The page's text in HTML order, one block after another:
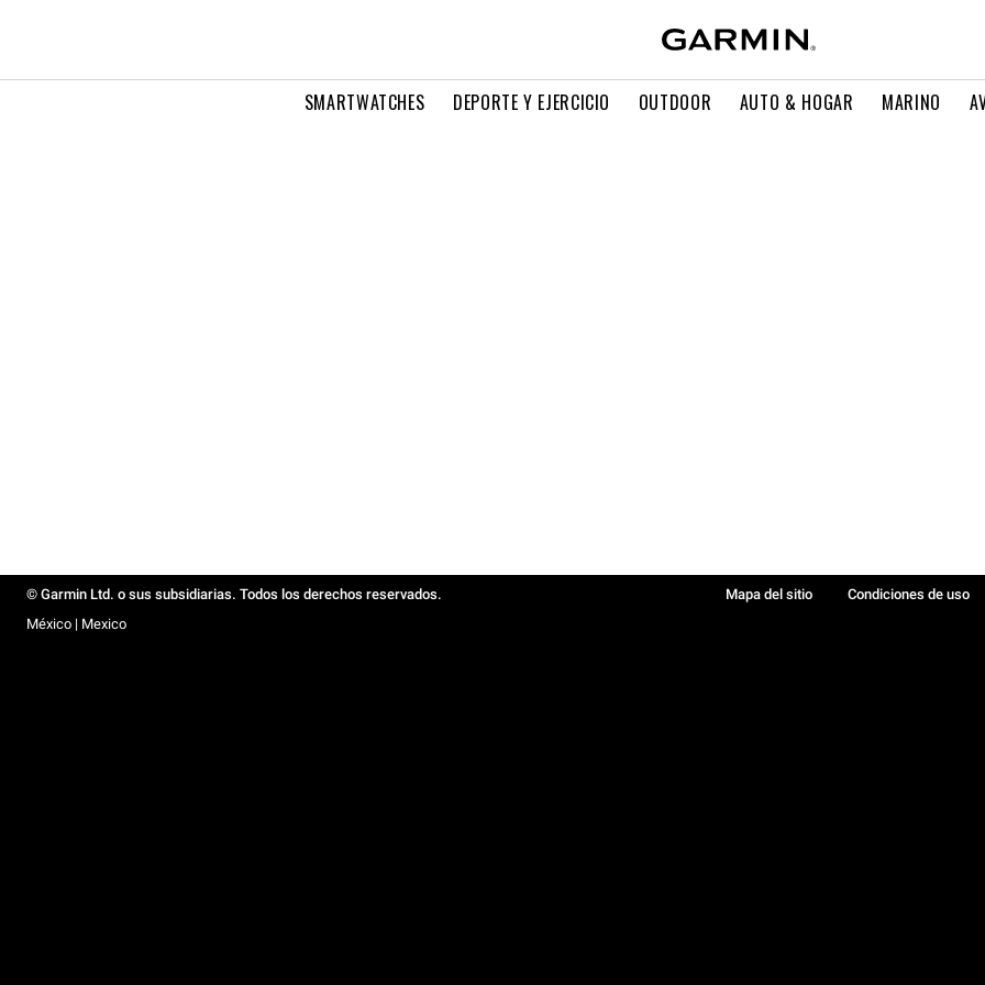
SMARTWATCHES DEPORTE Y EJERCICIO OUTDOOR AUTO & HOGAR MARINO
© Garmin Ltd. o sus subsidiarias. Todos los derechos reservados. Mapa del sitio Condiciones de uso
México | Mexico